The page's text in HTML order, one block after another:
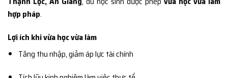
hợp pháp.
Lợi ích khi vừa học vừa làm
Tăng thu nhập, giảm áp lực tài chính